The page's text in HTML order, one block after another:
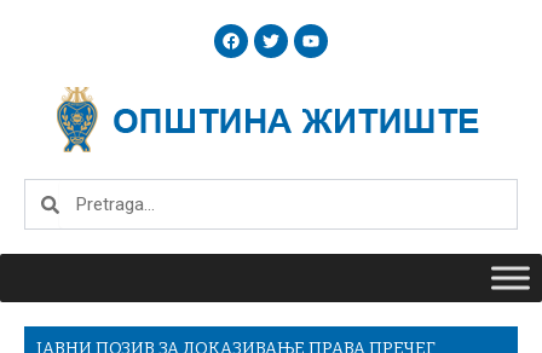
F
a
c
o
o
T
w
i
e
r
Y
o
u
b
e
Search
ЈАВНИ ПОЗИВ ЗА ДОКАЗИВАЊЕ ПРАВА ПРЕЧЕГ